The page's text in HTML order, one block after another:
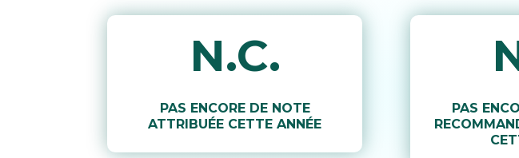
N.C.
PAS ENCORE DE NOTE
ATTRIBUÉE CETTE ANNÉE
PAS